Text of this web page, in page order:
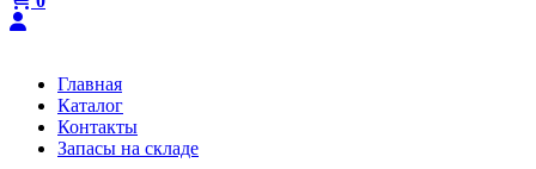
Главная
Каталог
Контакты
Запасы на складе